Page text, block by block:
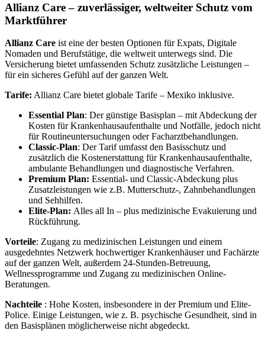
Allianz Care – zuverlässiger, weltweiter Schutz vom
Marktführer
Allianz Care ist eine der besten Optionen für Expats, Digitale
Nomaden und Berufstätige, die weltweit unterwegs sind. Die
Versicherung bietet umfassenden Schutz zusätzliche Leistungen –
für ein sicheres Gefühl auf der ganzen Welt.
Tarife: Allianz Care bietet globale Tarife – Mexiko inklusive.
Essential Plan: Der günstige Basisplan – mit Abdeckung der
Kosten für Krankenhausaufenthalte und Notfälle, jedoch nicht
für Routineuntersuchungen oder Facharztbehandlungen.
Classic-Plan: Der Tarif umfasst den Basisschutz und
zusätzlich die Kostenerstattung für Krankenhausaufenthalte,
ambulante Behandlungen und diagnostische Verfahren.
Premium Plan: Essential- und Classic-Abdeckung plus
Zusatzleistungen wie z.B. Mutterschutz-, Zahnbehandlungen
und Sehhilfen.
Elite-Plan: Alles all In – plus medizinische Evakuierung und
Rückführung.
Vorteile: Zugang zu medizinischen Leistungen und einem
ausgedehntes Netzwerk hochwertiger Krankenhäuser und Fachärzte
auf der ganzen Welt, außerdem 24-Stunden-Betreuung,
Wellnessprogramme und Zugang zu medizinischen Online-
Beratungen.
Nachteile : Hohe Kosten, insbesondere in der Premium und Elite-
Police. Einige Leistungen, wie z. B. psychische Gesundheit, sind in
den Basisplänen möglicherweise nicht abgedeckt.